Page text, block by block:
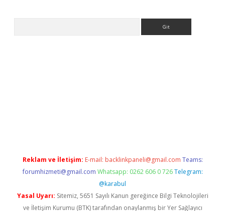
Reklam ve İletişim: E-mail: backlinkpaneli@gmail.com Teams:
forumhizmeti@gmail.com Whatsapp: 0262 606 0 726 Telegram:
@karabul
Yasal Uyarı: Sitemiz, 5651 Sayılı Kanun gereğince Bilgi Teknolojileri
ve İletişim Kurumu (BTK) tarafından onaylanmış bir Yer Sağlayıcı